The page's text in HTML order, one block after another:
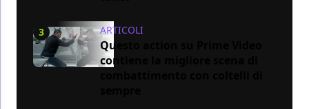
3 ARTICOLI
Questo action su Prime Video
contiene la migliore scena di